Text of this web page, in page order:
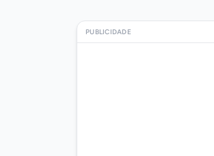
PUBLICIDADE